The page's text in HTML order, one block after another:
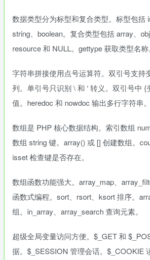
数据类型分为标型和复合类型。标型包括
string、boolean。复合类型包括 array、
resource 和 NULL。gettype 获取类型名称
字符串拼接使用点号运算符。双引号支持
列。单引号只识别 \ 和 ‘ 转义。双引号中
值。heredoc 和 nowdoc 输出多行字符串。
数组是 PHP 核心数据结构。索引数组
数组 string 键。array() 或 [] 创建数组。
isset 检查键是否存在。
数组函数功能强大。array_map、
函数式编程。sort、rsort、ksort 排序。
组。in_array、array_search 查询元素。
超级全局变量访问方便。$_GET 和
据。$_SESSION 管理会话。$_COOKIE